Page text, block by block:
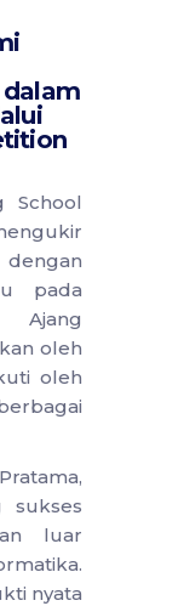
School
pada
Ajang
oleh
oleh
sukses
luar
nyata